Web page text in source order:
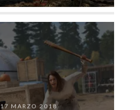
17 MARZO 2018